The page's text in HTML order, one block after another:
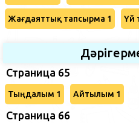
Жағдаяттық тапсырма 1 Үй
Страница 65
Тыңдалым 1 Айтылым 1
Страница 66